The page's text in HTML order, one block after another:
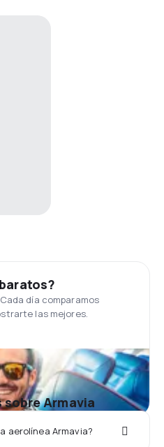
día comparamos
las mejores.
Armavia
aerolínea Armavia?